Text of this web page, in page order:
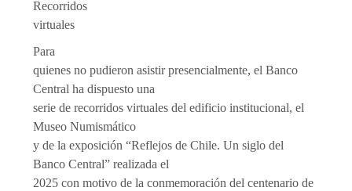
Recorridos
virtuales
Para
quienes no pudieron asistir presencialmente, el Banco
Central ha dispuesto una
serie de recorridos virtuales del edificio institucional, el
Museo Numismático
y de la exposición “Reflejos de Chile. Un siglo del
Banco Central” realizada el
2025 con motivo de la conmemoración del centenario de